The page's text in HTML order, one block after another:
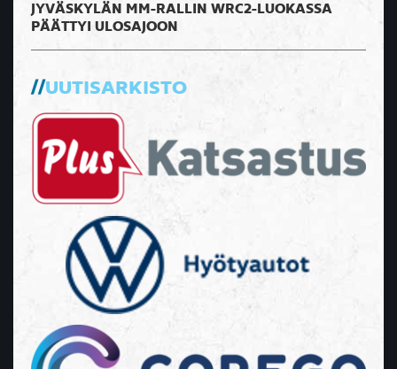
JYVÄSKYLÄN MM-RALLIN WRC2-LUOKASSA
PÄÄTTYI ULOSAJOON
UUTISARKISTO